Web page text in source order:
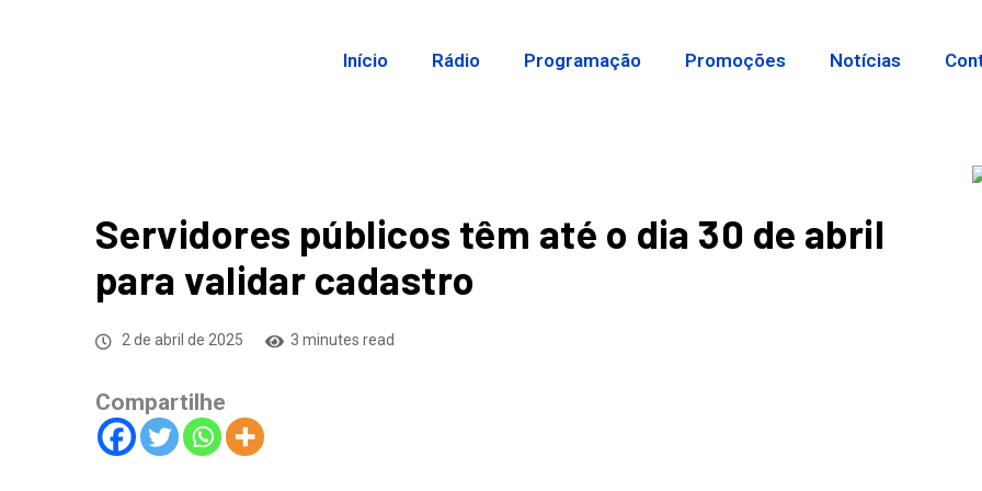
Início Rádio Programação Promoções Notícias
Servidores públicos têm até o dia 30 de abril
para validar cadastro
2 de abril de 2025 3 minutes read
Compartilhe